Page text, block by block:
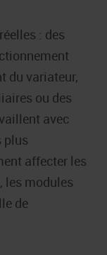
: des
du variateur,
ou des
avec
plus
affecter les
les modules
de